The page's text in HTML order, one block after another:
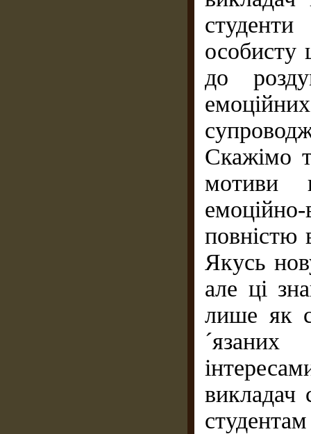
особисту
до
Скажімо
мотиви
повністю
Якусь
але ці
лише як
викладач